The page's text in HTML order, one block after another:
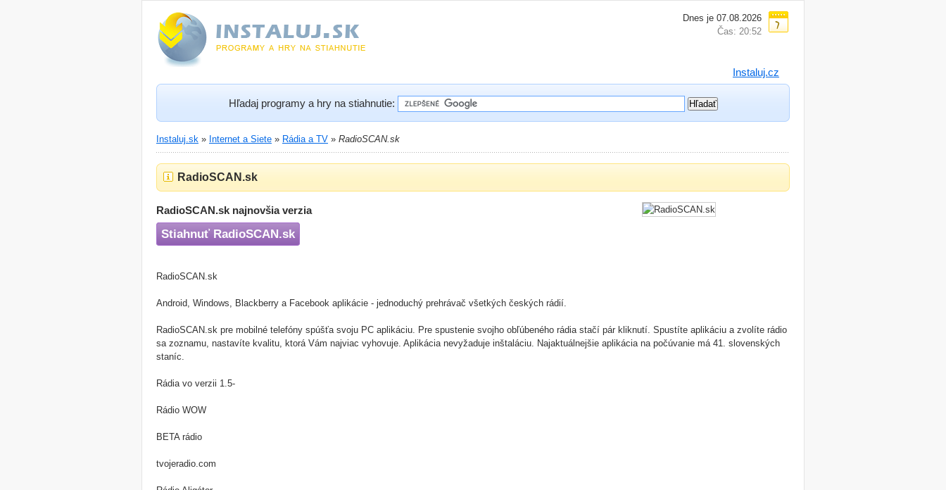
Dnes je 07.08.2026
Čas: 20:52
Instaluj.cz
Hľadaj programy a hry na stiahnutie:
Instaluj.sk » Internet a Siete » Rádia a TV » RadioSCAN.sk
RadioSCAN.sk
RadioSCAN.sk najnovšia verzia
Stiahnuť RadioSCAN.sk
RadioSCAN.sk
Android, Windows, Blackberry a Facebook aplikácie - jednoduchý prehrávač všetkých českých rádií.
RadioSCAN.sk pre mobilné telefóny spúšťa svoju PC aplikáciu. Pre spustenie svojho obľúbeného rádia stačí pár kliknutí. Spustíte aplikáciu a zvolíte rádio
sa zoznamu, nastavíte kvalitu, ktorá Vám najviac vyhovuje. Aplikácia nevyžaduje inštaláciu. Najaktuálnejšie aplikácia na počúvanie má 41. slovenských
staníc.
Rádia vo verzii 1.5-
Rádio WOW
BETA rádio
tvojeradio.com